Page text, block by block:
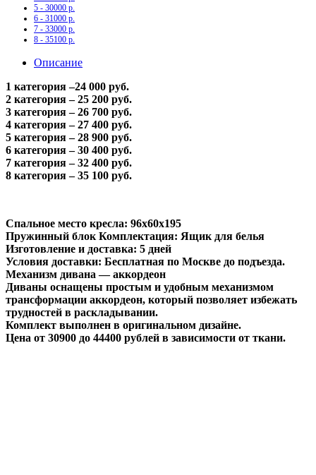
5 - 30000 р.
6 - 31000 р.
7 - 33000 р.
8 - 35100 р.
Описание
1 категория –24 000 руб.
2 категория – 25 200 руб.
3 категория – 26 700 руб.
4 категория – 27 400 руб.
5 категория – 28 900 руб.
6 категория – 30 400 руб.
7 категория – 32 400 руб.
8 категория – 35 100 руб.
Спальное место кресла: 96х60х195
Пружинный блок Комплектация: Ящик для белья
Изготовление и доставка: 5 дней
Условия доставки: Бесплатная по Москве до подъезда.
Механизм дивана — аккордеон
Диваны оснащены простым и удобным механизмом
трансформации аккордеон, который позволяет избежать
трудностей в раскладывании.
Комплект выполнен в оригинальном дизайне.
Цена от 30900 до 44400 рублей в зависимости от ткани.